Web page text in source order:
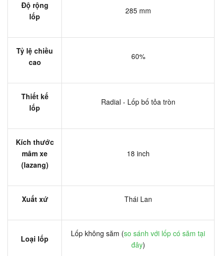
Độ rộng
lốp
285 mm
Tỷ lệ chiều
cao
60%
Thiết kế
lốp
Radial - Lốp bố tỏa tròn
Kích thước
mâm xe
(lazang)
18 inch
Xuất xứ Thái Lan
Loại lốp
Lốp không săm (so sánh với lốp có săm tại
đây)